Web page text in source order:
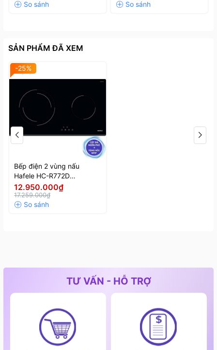
SẢN PHẨM ĐÃ XEM
-25%
Bếp điện 2 vùng nấu
Hafele HC-R772D
536.61.685
12.950.000₫
17.259.000₫
TƯ VẤN - HỖ TRỢ